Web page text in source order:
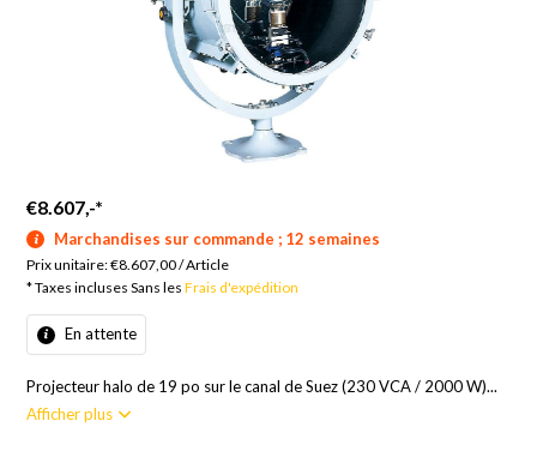
€8.607,-*
Marchandises sur commande ; 12 semaines
Prix unitaire:€8.607,00/Article
* Taxes incluses Sans lesFrais d'expédition
En attente
Projecteur halo de 19 po sur le canal de Suez (230 VCA / 2000 W)...
Afficher plus